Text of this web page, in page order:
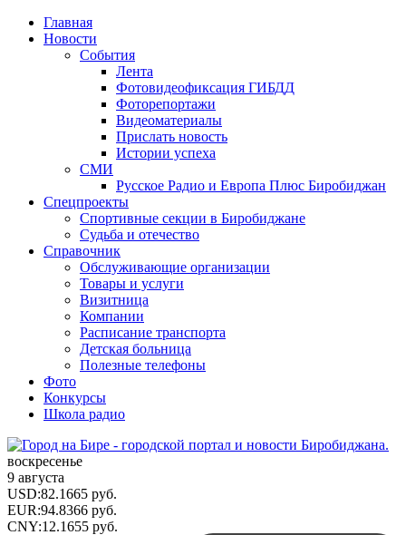
Главная
Новости
События
Лента
Фотовидеофиксация ГИБДД
Фоторепортажи
Видеоматериалы
Прислать новость
Истории успеха
СМИ
Русское Радио и Европа Плюс Биробиджан
Спецпроекты
Спортивные секции в Биробиджане
Судьба и отечество
Справочник
Обслуживающие организации
Товары и услуги
Визитница
Компании
Расписание транспорта
Детская больница
Полезные телефоны
Фото
Конкурсы
Школа радио
воскресенье
9 августа
USD:82.1665 руб.
EUR:94.8366 руб.
CNY:12.1655 руб.